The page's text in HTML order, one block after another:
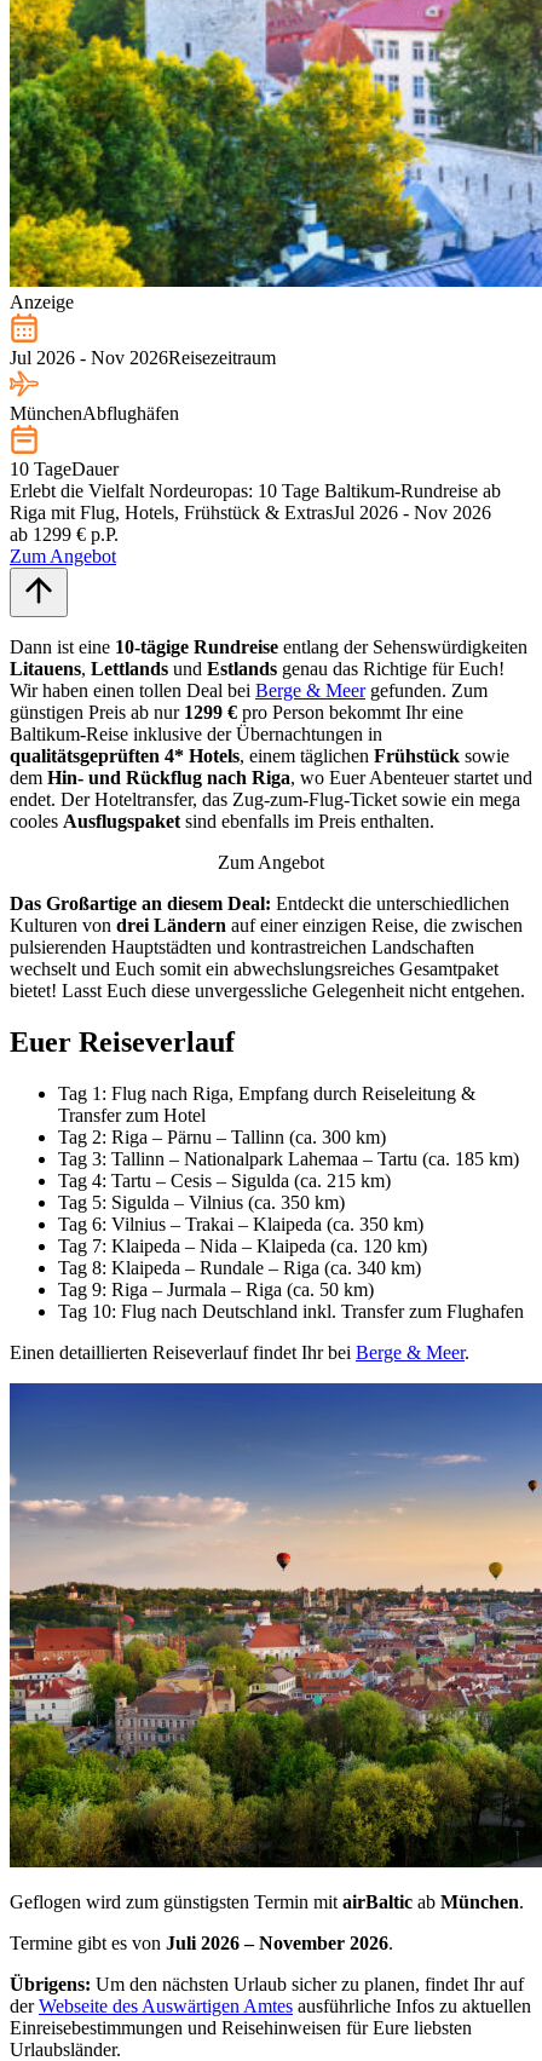
Anzeige
Jul 2026 - Nov 2026Reisezeitraum
MünchenAbflughäfen
10 TageDauer
Erlebt die Vielfalt Nordeuropas: 10 Tage Baltikum-Rundreise ab
Riga mit Flug, Hotels, Frühstück & ExtrasJul 2026 - Nov 2026
ab 1299 € p.P.
Zum Angebot
Dann ist eine 10-tägige Rundreise entlang der Sehenswürdigkeiten
Litauens, Lettlands und Estlands genau das Richtige für Euch!
Wir haben einen tollen Deal bei Berge & Meergefunden. Zum
günstigen Preis ab nur 1299 € pro Person bekommt Ihr eine
Baltikum-Reise inklusive der Übernachtungen in
qualitätsgeprüften 4* Hotels, einem täglichen Frühstück sowie
dem Hin- und Rückflug nach Riga, wo Euer Abenteuer startet und
endet. Der Hoteltransfer, das Zug-zum-Flug-Ticket sowie ein mega
cooles Ausflugspaket sind ebenfalls im Preis enthalten.
Zum Angebot
Das Großartige an diesem Deal: Entdeckt die unterschiedlichen
Kulturen von drei Ländern auf einer einzigen Reise, die zwischen
pulsierenden Hauptstädten und kontrastreichen Landschaften
wechselt und Euch somit ein abwechslungsreiches Gesamtpaket
bietet! Lasst Euch diese unvergessliche Gelegenheit nicht entgehen.
Euer Reiseverlauf
Tag 1: Flug nach Riga, Empfang durch Reiseleitung &
Transfer zum Hotel
Tag 2: Riga – Pärnu – Tallinn (ca. 300 km)
Tag 3: Tallinn – Nationalpark Lahemaa – Tartu (ca. 185 km)
Tag 4: Tartu – Cesis – Sigulda (ca. 215 km)
Tag 5: Sigulda – Vilnius (ca. 350 km)
Tag 6: Vilnius – Trakai – Klaipeda (ca. 350 km)
Tag 7: Klaipeda – Nida – Klaipeda (ca. 120 km)
Tag 8: Klaipeda – Rundale – Riga (ca. 340 km)
Tag 9: Riga – Jurmala – Riga (ca. 50 km)
Tag 10: Flug nach Deutschland inkl. Transfer zum Flughafen
Einen detaillierten Reiseverlauf findet Ihr bei Berge & Meer.
Geflogen wird zum günstigsten Termin mit airBaltic ab München.
Termine gibt es von Juli 2026 – November 2026.
Übrigens: Um den nächsten Urlaub sicher zu planen, findet Ihr auf
derWebseite des Auswärtigen Amtes ausführliche Infos zu aktuellen
Einreisebestimmungen und Reisehinweisen für Eure liebsten
Urlaubsländer.